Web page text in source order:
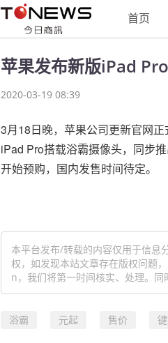
首页
苹果发布新版iPad
2020-03-19 08:39
3月18日晚，苹果公司更新官网
iPad Pro搭载浴霸摄像头，同步
开始预购，国内发售时间待定。
本平台发布/转载的内容仅用于信息
权，如发现本站文章存在版权问题
n，我们将第一时间核实、处理。同
浴霸 元起 售价